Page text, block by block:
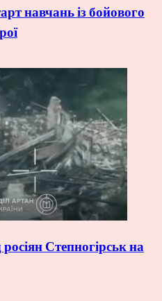
навчань із бойового
Степногірськ на